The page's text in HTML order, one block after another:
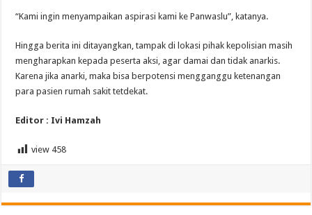
“Kami ingin menyampaikan aspirasi kami ke Panwaslu”, katanya.
Hingga berita ini ditayangkan, tampak di lokasi pihak kepolisian masih
mengharapkan kepada peserta aksi, agar damai dan tidak anarkis.
Karena jika anarki, maka bisa berpotensi mengganggu ketenangan
para pasien rumah sakit tetdekat.
Editor : Ivi Hamzah
view 458